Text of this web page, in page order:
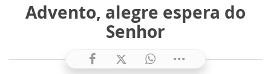
Advento, alegre espera do
Senhor